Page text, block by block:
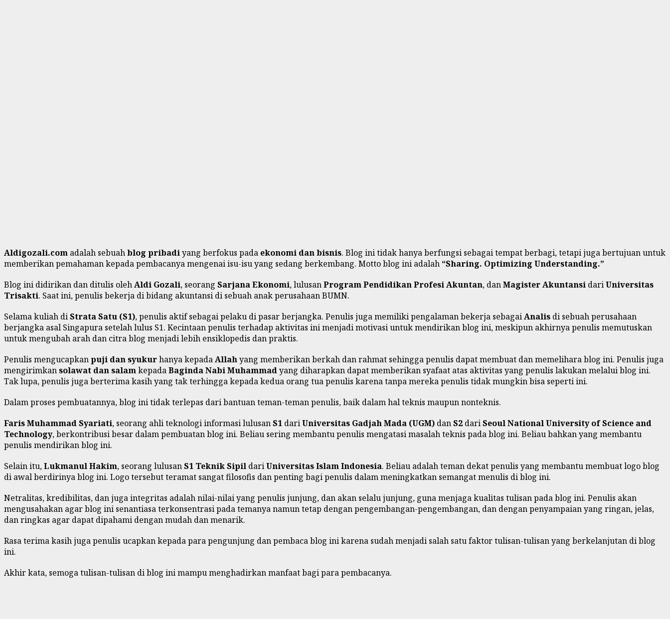
Aldigozali.com adalah sebuahblog pribadiyang berfokus pada ekonomi dan bisnis. Blog ini tidak hanya berfungsi sebagai tempat berbagi, tetapi juga bertujuan untuk
memberikan pemahaman kepada pembacanya mengenai isu-isu yang sedang berkembang. Motto blog ini adalah “Sharing. Optimizing Understanding.”
Blog ini didirikan dan ditulis olehAldi Gozali, seorang Sarjana Ekonomi, lulusanProgram Pendidikan Profesi Akuntan, danMagister Akuntansi dariUniversitas
Trisakti. Saat ini, penulis bekerja di bidang akuntansi di sebuah anak perusahaan BUMN.
Selama kuliah diStrata Satu (S1), penulis aktif sebagai pelaku di pasar berjangka. Penulis juga memiliki pengalaman bekerja sebagaiAnalis di sebuah perusahaan
berjangka asal Singapura setelah lulus S1. Kecintaan penulis terhadap aktivitas ini menjadi motivasi untuk mendirikan blog ini, meskipun akhirnya penulis memutuskan
untuk mengubah arah dan citra blog menjadi lebih ensiklopedis dan praktis.
Penulis mengucapkanpuji dan syukurhanya kepadaAllahyang memberikan berkah dan rahmat sehingga penulis dapat membuat dan memelihara blog ini. Penulis juga
mengirimkansolawat dan salamkepadaBaginda Nabi Muhammadyang diharapkan dapat memberikan syafaat atas aktivitas yang penulis lakukan melalui blog ini.
Tak lupa, penulis juga berterima kasih yang tak terhingga kepada kedua orang tua penulis karena tanpa mereka penulis tidak mungkin bisa seperti ini.
Dalam proses pembuatannya, blog ini tidak terlepas dari bantuan teman-teman penulis, baik dalam hal teknis maupun nonteknis.
Faris Muhammad Syariati, seorang ahli teknologi informasi lulusanS1 dariUniversitas Gadjah Mada (UGM) danS2 dariSeoul National University of Science and
Technology, berkontribusi besar dalam pembuatan blog ini. Beliau sering membantu penulis mengatasi masalah teknis pada blog ini. Beliau bahkan yang membantu
penulis mendirikan blog ini.
Selain itu,Lukmanul Hakim, seorang lulusanS1 Teknik Sipil dariUniversitas Islam Indonesia. Beliau adalah teman dekat penulis yang membantu membuat logo blog
di awal berdirinya blog ini. Logo tersebut teramat sangat filosofis dan penting bagi penulis dalam meningkatkan semangat menulis di blog ini.
Netralitas, kredibilitas, dan juga integritas adalah nilai-nilai yang penulis junjung, dan akan selalu junjung, guna menjaga kualitas tulisan pada blog ini. Penulis akan
mengusahakan agar blog ini senantiasa terkonsentrasi pada temanya namun tetap dengan pengembangan-pengembangan, dan dengan penyampaian yang ringan, jelas,
dan ringkas agar dapat dipahami dengan mudah dan menarik.
Rasa terima kasih juga penulis ucapkan kepada para pengunjung dan pembaca blog ini karena sudah menjadi salah satu faktor tulisan-tulisan yang berkelanjutan di blog
ini.
Akhir kata, semoga tulisan-tulisan di blog ini mampu menghadirkan manfaat bagi para pembacanya.